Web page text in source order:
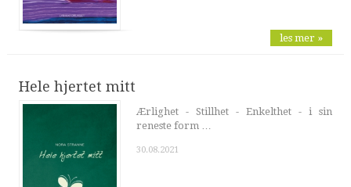
les mer »
Hele hjertet mitt
Ærlighet - Stillhet - Enkelthet - i sin
reneste form …
30.08.2021